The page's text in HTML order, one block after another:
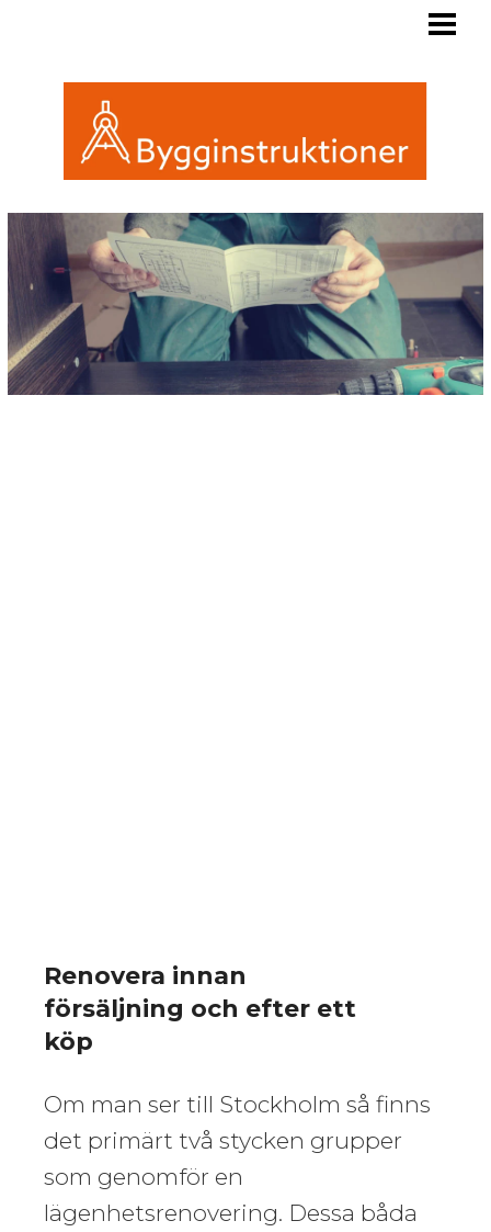
ATTEFALL ELLER FRIGGEBOD
INREDA EN FRIGGEBOD
Renovera innan
försäljning och efter ett
köp
Om man ser till Stockholm så finns
det primärt två stycken grupper
som genomför en
lägenhetsrenovering. Dessa båda